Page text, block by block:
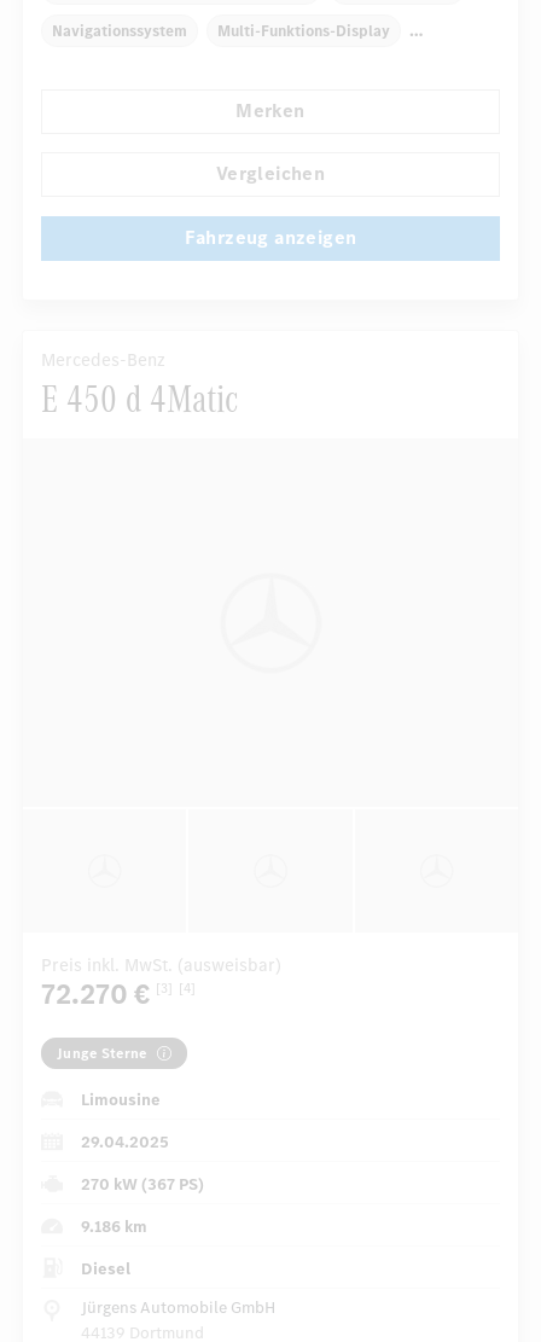
Navigationssystem Multi-Funktions-Display
Rücksitze klappbar
Merken
Vergleichen
Fahrzeug anzeigen
Mercedes-Benz
E 450 d 4Matic
Preis inkl. MwSt. (ausweisbar)
72.270 € [3] [4]
Junge Sterne
Limousine
29.04.2025
270 kW (367 PS)
9.186 km
Diesel
Jürgens Automobile GmbH
44139 Dortmund